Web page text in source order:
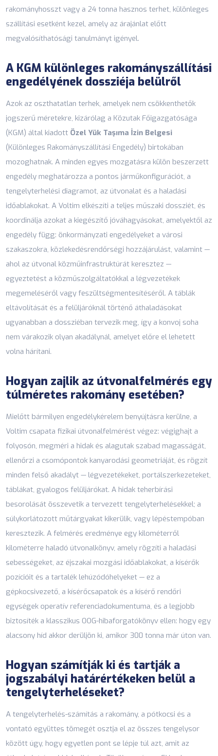
rakományhosszt vagy a 24 tonna hasznos terhet, különleges
szállítási esetként kezel, amely az árajánlat előtt
megvalósíthatósági tanulmányt igényel.
A KGM különleges rakományszállítási
engedélyének dossziéja belülről
Azok az oszthatatlan terhek, amelyek nem csökkenthetők
jogszerű méretekre, kizárólag a Közutak Főigazgatósága
(KGM) által kiadott Özel Yük Taşıma İzin Belgesi
(Különleges Rakományszállítási Engedély) birtokában
mozoghatnak. A minden egyes mozgatásra külön beszerzett
engedély meghatározza a pontos járműkonfigurációt, a
tengelyterhelési diagramot, az útvonalat és a haladási
időablakokat. A Voltim elkészíti a teljes műszaki dossziét, és
koordinálja azokat a kiegészítő jóváhagyásokat, amelyektől az
engedély függ: önkormányzati engedélyeket a városi
szakaszokra, közlekedésrendőrségi hozzájárulást, valamint —
ahol az útvonal közműinfrastruktúrát keresztez —
egyeztetést a közműszolgáltatókkal a légvezetékek
megemeléséről vagy feszültségmentesítéséről. A táblák
eltávolítását és a felüljáróknál történő áthaladásokat
ugyanabban a dossziéban tervezik meg, így a konvoj soha
nem várakozik olyan akadálynál, amelyet előre el lehetett
volna hárítani.
Hogyan zajlik az útvonalfelmérés egy
túlméretes rakomány esetében?
Mielőtt bármilyen engedélykérelem benyújtásra kerülne, a
Voltim csapata fizikai útvonalfelmérést végez: végighajt a
folyosón, megméri a hidak és alagutak szabad magasságát,
ellenőrzi a csomópontok kanyarodási geometriáját, és rögzít
minden felső akadályt — légvezetékeket, portálszerkezeteket,
táblákat, gyalogos felüljárókat. A hidak teherbírási
besorolását összevetik a tervezett tengelyterhelésekkel; a
súlykorlátozott műtárgyakat kikerülik, vagy lépéstempóban
keresztezik. A felmérés eredménye egy kilométerről
kilométerre haladó útvonalkönyv, amely rögzíti a haladási
sebességeket, az éjszakai mozgási időablakokat, a kísérők
pozícióit és a tartalék lehúzódóhelyeket — ez a
gépkocsivezető, a kísérőcsapatok és a kísérő rendőri
egységek operatív referenciadokumentuma, és a legjobb
biztosíték a klasszikus OOG-hibaforgatókönyv ellen: hogy egy
alacsony híd akkor derüljön ki, amikor 300 tonna már úton van.
Hogyan számítják ki és tartják a
jogszabályi határértékeken belül a
tengelyterheléseket?
A tengelyterhelés-számítás a rakomány, a pótkocsi és a
vontató együttes tömegét osztja el az összes tengelysor
között úgy, hogy egyetlen pont se lépje túl azt, amit az